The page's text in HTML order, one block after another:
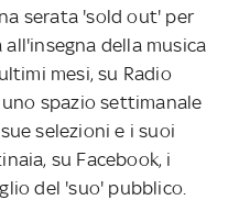
serata 'sold out' per
della musica
mesi, su Radio
uno spazio settimanale
selezioni e i suoi
su Facebook, i
del 'suo' pubblico.